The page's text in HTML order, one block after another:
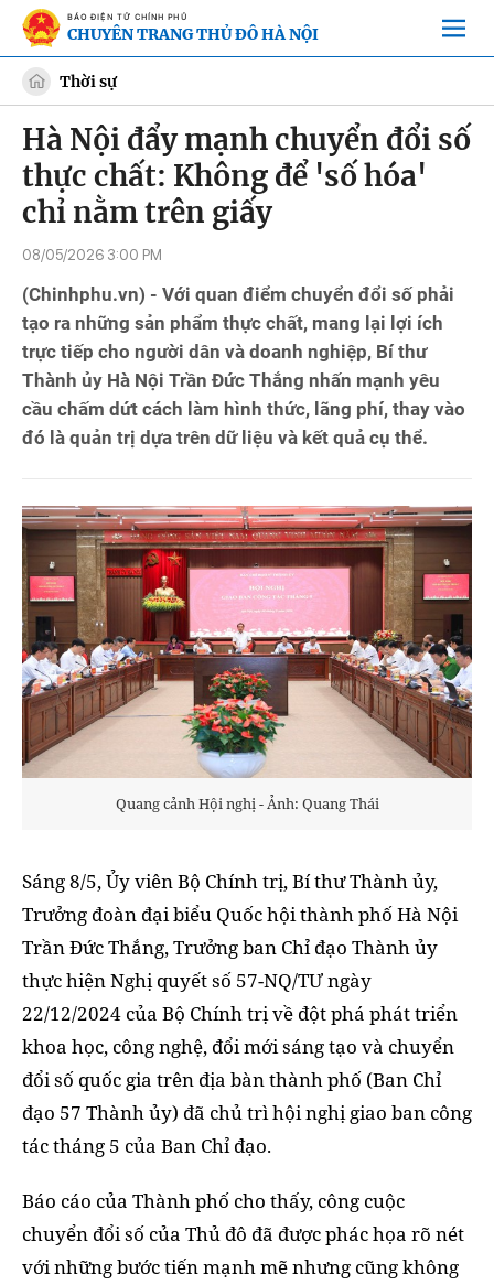
BÁO ĐIỆN TỬ CHÍNH PHỦ
CHUYÊN TRANG THỦ ĐÔ HÀ NỘI
Thời sự
Hà Nội đẩy mạnh chuyển đổi số
thực chất: Không để 'số hóa'
chỉ nằm trên giấy
08/05/2026 3:00 PM
(Chinhphu.vn) - Với quan điểm chuyển đổi số phải
tạo ra những sản phẩm thực chất, mang lại lợi ích
trực tiếp cho người dân và doanh nghiệp, Bí thư
Thành ủy Hà Nội Trần Đức Thắng nhấn mạnh yêu
cầu chấm dứt cách làm hình thức, lãng phí, thay vào
đó là quản trị dựa trên dữ liệu và kết quả cụ thể.
Quang cảnh Hội nghị - Ảnh: Quang Thái
Sáng 8/5, Ủy viên Bộ Chính trị, Bí thư Thành ủy,
Trưởng đoàn đại biểu Quốc hội thành phố Hà Nội
Trần Đức Thắng, Trưởng ban Chỉ đạo Thành ủy
thực hiện Nghị quyết số 57-NQ/TƯ ngày
22/12/2024 của Bộ Chính trị về đột phá phát triển
khoa học, công nghệ, đổi mới sáng tạo và chuyển
đổi số quốc gia trên địa bàn thành phố (Ban Chỉ
đạo 57 Thành ủy) đã chủ trì hội nghị giao ban công
tác tháng 5 của Ban Chỉ đạo.
Báo cáo của Thành phố cho thấy, công cuộc
chuyển đổi số của Thủ đô đã được phác họa rõ nét
với những bước tiến mạnh mẽ nhưng cũng không